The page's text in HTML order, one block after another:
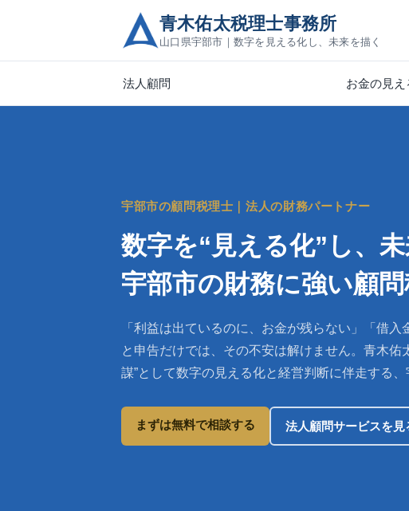
青木佑太税理士事務所
山口県宇部市｜数字を見える化し、未来を描く
法人顧問 お金の見え
宇部市の顧問税理士｜法人の財務パートナー
数字を“見える化”し、未
宇部市の財務に強い顧問
「利益は出ているのに、お金が残らない」「借
と申告だけでは、その不安は解けません。青木佑
謀”として数字の見える化と経営判断に伴走する、
まずは無料で相談する 法人顧問サービスを見